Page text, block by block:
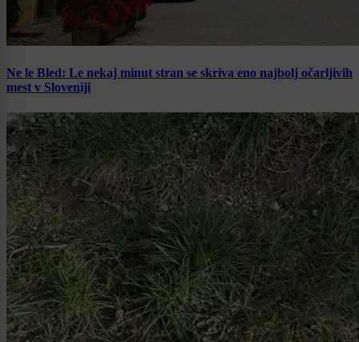
Ne le Bled: Le nekaj minut stran se skriva eno najbolj očarljivih
mest v Sloveniji